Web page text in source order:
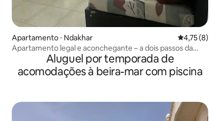
Apartamento ⋅ Ndakhar 4,75 de
4,75 (8)
Apartamento legal e aconchegante – a dois passos da
Aluguel por temporada de
acomodações à beira-mar com piscina